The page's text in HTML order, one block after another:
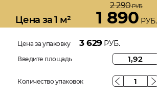
Цена за 1 м²
2 290РУБ.
1 890 РУБ.
Цена за упаковку 3 629РУБ.
Введите площадь
Количество упаковок